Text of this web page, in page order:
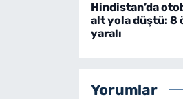
Hindistan’da
alt yola düştü: 8
yaralı
Yorumlar